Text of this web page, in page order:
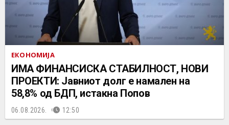
ЕКОНОМИЈА
ИМА ФИНАНСИСКА СТАБИЛНОСТ, НОВИ
ПРОЕКТИ: Јавниот долг е намален на
58,8% од БДП, истакна Попов
06.08.2026. 12:50